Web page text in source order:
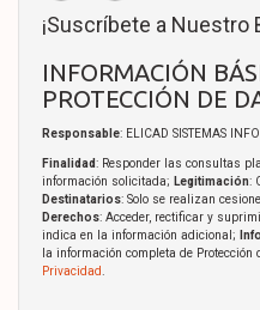
¡Suscríbete a Nuestro
INFORMACIÓN
PROTECCIÓN DE
Responsable: ELICAD SISTEMAS
Finalidad: Responder las consultas
información solicitada; Legitimación:
Destinatarios: Solo se realizan
Derechos: Acceder, rectificar y
indica en la información adicional;
la información completa de Protección
Privacidad